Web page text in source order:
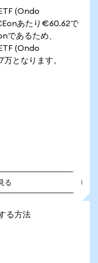
(Ondo
あたり€60.62で
であるため、
(Ondo
となります。
る
る方法